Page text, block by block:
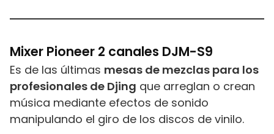
Mixer Pioneer 2 canales DJM-S9
Es de las últimas mesas de mezclas para los
profesionales de Djing que arreglan o crean
música mediante efectos de sonido
manipulando el giro de los discos de vinilo.